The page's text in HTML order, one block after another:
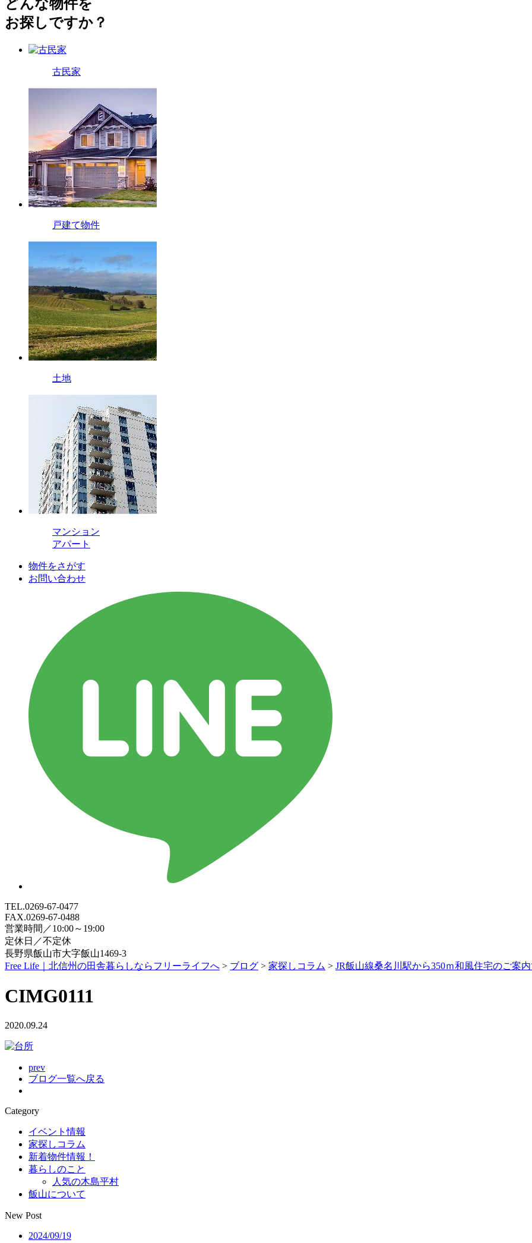
どんな物件を
お探しですか？
古民家
戸建て物件
土地
マンション
アパート
物件をさがす
お問い合わせ
TEL.0269-67-0477
FAX.0269-67-0488
営業時間／10:00～19:00
定休日／不定休
長野県飯山市大字飯山1469-3
Free Life｜北信州の田舎暮らしならフリーライフへ > ブログ > 家探しコラム > JR飯山線桑名川駅から350ｍ和風住宅のご案内
CIMG0111
2020.09.24
prev
ブログ一覧へ戻る
Category
イベント情報
家探しコラム
新着物件情報！
暮らしのこと
人気の木島平村
飯山について
New Post
2024/09/19